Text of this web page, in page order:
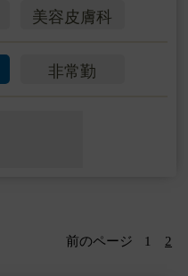
美容皮膚科
非常勤
前のページ 1 2